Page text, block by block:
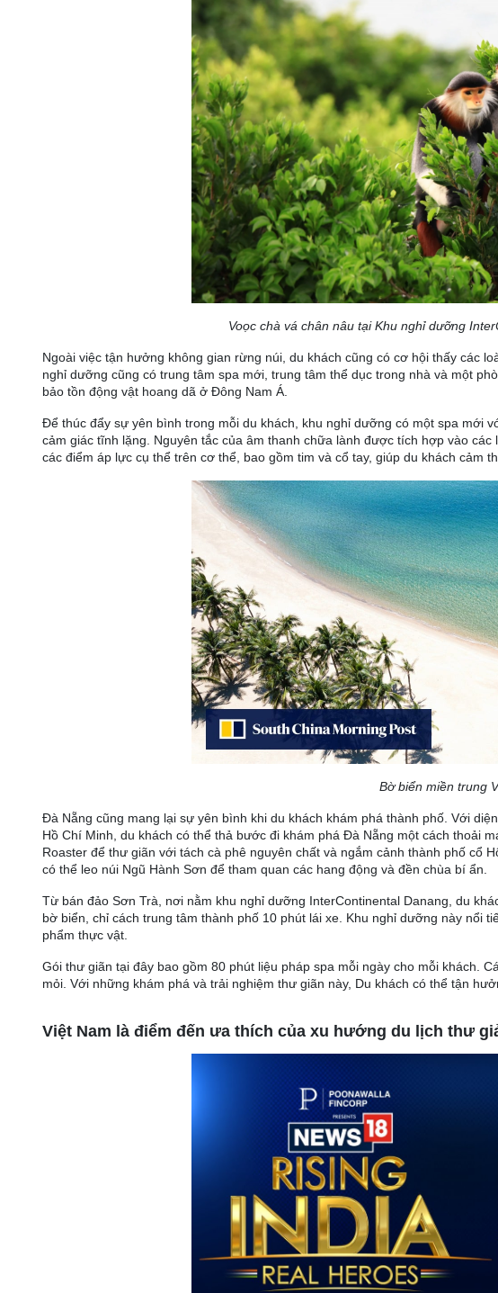
Voọc chà vá chân nâu tại Khu nghỉ dưỡng
Ngoài việc tận hưởng không gian rừng núi, du khách cũng có cơ hội thấy các
nghỉ dưỡng cũng có trung tâm spa mới, trung tâm thể dục trong nhà và một
bảo tồn động vật hoang dã ở Đông Nam Á.
Để thúc đẩy sự yên bình trong mỗi du khách, khu nghỉ dưỡng có một spa mới
cảm giác tĩnh lặng. Nguyên tắc của âm thanh chữa lành được tích hợp vào
các điểm áp lực cụ thể trên cơ thể, bao gồm tim và cổ tay, giúp du khách cảm
Bờ biển miền trung
Đà Nẵng cũng mang lại sự yên bình khi du khách khám phá thành phố. Với
Hồ Chí Minh, du khách có thể thả bước đi khám phá Đà Nẵng một cách thoải
Roaster để thư giãn với tách cà phê nguyên chất và ngắm cảnh thành phố cổ
có thể leo núi Ngũ Hành Sơn để tham quan các hang động và đền chùa bí ẩn.
Từ bán đảo Sơn Trà, nơi nằm khu nghỉ dưỡng InterContinental Danang, du
bờ biển, chỉ cách trung tâm thành phố 10 phút lái xe. Khu nghỉ dưỡng này nổi
phẩm thực vật.
Gói thư giãn tại đây bao gồm 80 phút liệu pháp spa mỗi ngày cho mỗi khách.
mỏi. Với những khám phá và trải nghiệm thư giãn này, Du khách có thể tận
Việt Nam là điểm đến ưa thích của xu hướng du lịch thư